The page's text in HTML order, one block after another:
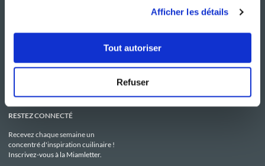
Afficher les détails
Tout autoriser
Refuser
Le Mag'
Boutique
C.G.U
Politique de confidentialité
Utilisation des Cookies
RESTEZ CONNECTÉ
Recevez chaque semaine un
concentré d'inspiration cuilinaire !
Inscrivez-vous à la Miamletter.